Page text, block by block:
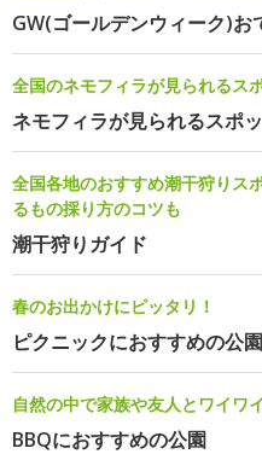
GW(ゴールデンウィーク)お
全国のネモフィラが見られるス
ネモフィラが見られるスポ
全国各地のおすすめ潮干狩りス
るもの採り方のコツも
潮干狩りガイド
春のお出かけにピッタリ！
ピクニックにおすすめの公園
自然の中で家族や友人とワイワ
BBQにおすすめの公園